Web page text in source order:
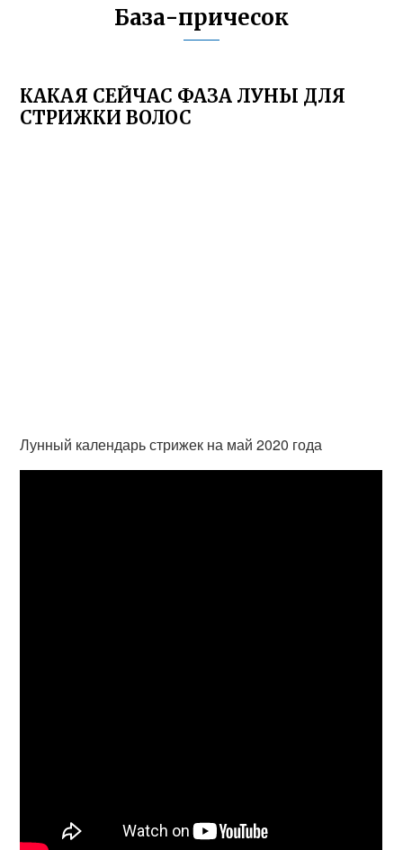
База-причесок
КАКАЯ СЕЙЧАС ФАЗА ЛУНЫ ДЛЯ
СТРИЖКИ ВОЛОС
Лунный календарь стрижек на май 2020 года